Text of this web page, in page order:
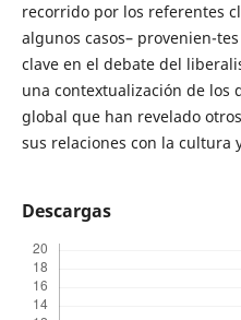
recorrido por los referentes
algunos casos– provenien-
clave en el debate del
una contextualización de los
global que han revelado
sus relaciones con la cultura
Descargas